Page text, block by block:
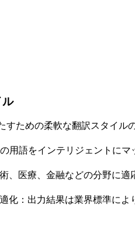
ル
すための柔軟な翻訳スタイル
用語をインテリジェントに
、医療、金融などの分野に適
化：出力結果は業界標準によ